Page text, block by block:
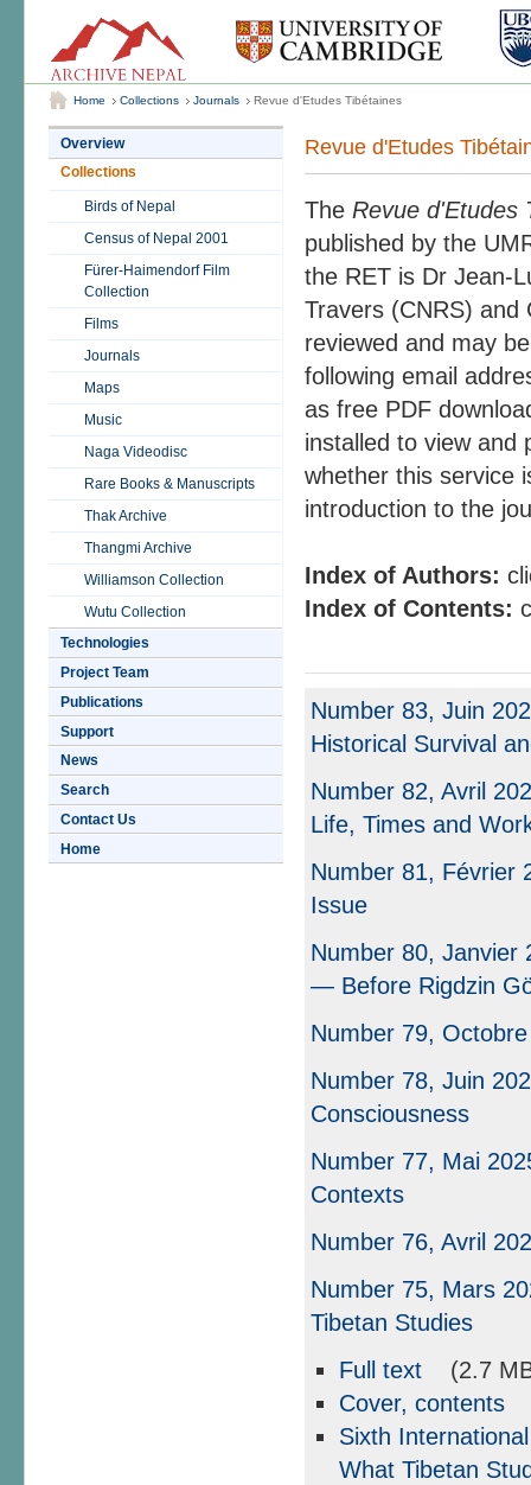
Home Collections Journals Revue d'Etudes Tibétaines
Overview
Collections
Birds of Nepal
Census of Nepal 2001
Fürer-Haimendorf Film
Collection
Films
Journals
Maps
Music
Naga Videodisc
Rare Books & Manuscripts
Thak Archive
Thangmi Archive
Williamson Collection
Wutu Collection
Technologies
Project Team
Publications
Support
News
Search
Contact Us
Home
Revue d'Etudes
The Revue d'Etudes
published by the
the RET is Dr Jean-
Travers (CNRS) and
reviewed and may
following email
as free PDF
installed to view
whether this service
introduction to the
Index of Authors:
Index of Contents:
Number 83, Juin
Historical Survival
Number 82, Avril
Life, Times and
Number 81, Février
Issue
Number 80,
— Before Rigdzin
Number 79,
Number 78, Juin
Consciousness
Number 77, Mai
Contexts
Number 76, Avril
Number 75, Mars
Tibetan Studies
Full text
(2.7
Cover, contents
Sixth
What Tibetan